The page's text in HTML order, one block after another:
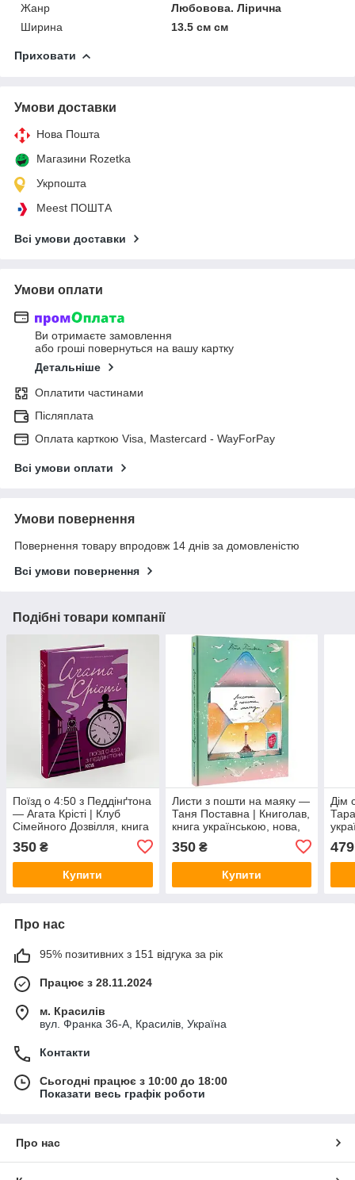
Жанр
Любовова. Лірична
Ширина
13.5 см см
Приховати
Умови доставки
Нова Пошта
Магазини Rozetka
Укрпошта
Meest ПОШТА
Всі умови доставки
Умови оплати
Ви отримаєте замовлення
або гроші повернуться на вашу картку
Детальніше
Оплатити частинами
Післяплата
Оплата карткою Visa, Mastercard - WayForPay
Всі умови оплати
Умови повернення
Повернення товару впродовж 14 днів за домовленістю
Всі умови повернення
Подібні товари компанії
Поїзд о 4:50 з Педдінґтона
— Агата Крісті | Клуб
Сімейного Дозвілля, книга
українською, нова, тверда
350 ₴
Купити
Листи з пошти на маяку —
Таня Поставна | Книголав,
книга українською, нова,
350₴
Купити
Дім
479
Про нас
95% позитивних з 151 відгука за рік
Працює з 28.11.2024
м. Красилів
вул. Франка 36-А, Красилів, Україна
Контакти
Сьогодні працює з 10:00 до 18:00
Показати весь графік роботи
Про нас